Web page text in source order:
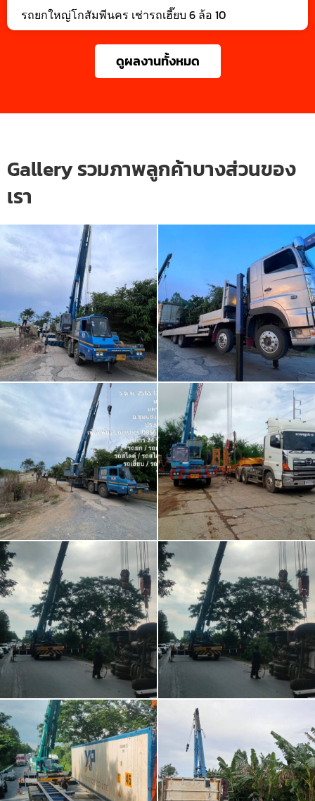
รถยกใหญ่โกสัมพีนคร เช่ารถเฮี๊ยบ 6 ล้อ 10
ดูผลงานทั้งหมด
Gallery รวมภาพลูกค้าบางส่วนของ
เรา